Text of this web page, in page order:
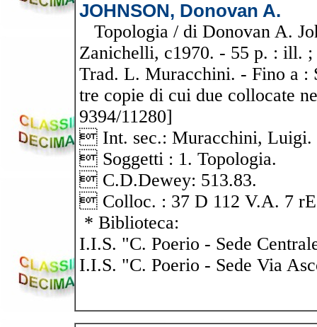
JOHNSON, Donovan A.
Topologia / di Donovan A.
Zanichelli, c1970. - 55 p. : ill.
Trad. L. Muracchini. - Fino a :
tre copie di cui due collocate
9394/11280]
 Int. sec.: Muracchini, Luigi.
 Soggetti : 1. Topologia.
 C.D.Dewey: 513.83.
 Colloc. : 37 D 112 V.A. 7
* Biblioteca:
I.I.S. "C. Poerio - Sede
I.I.S. "C. Poerio - Sede Via